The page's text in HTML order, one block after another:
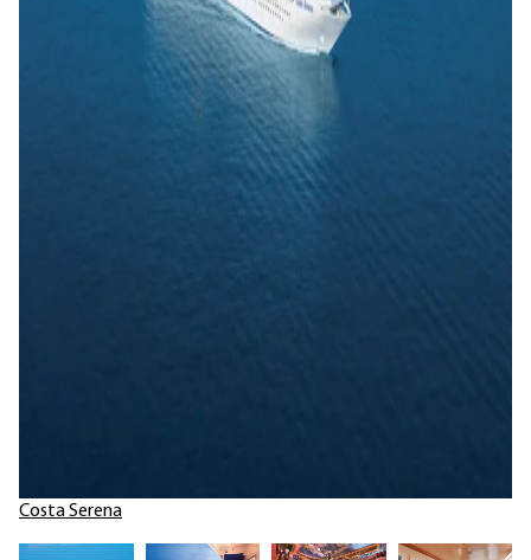
Costa Serena